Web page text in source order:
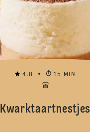
4.8 15 MIN
Kwarktaartnestjes